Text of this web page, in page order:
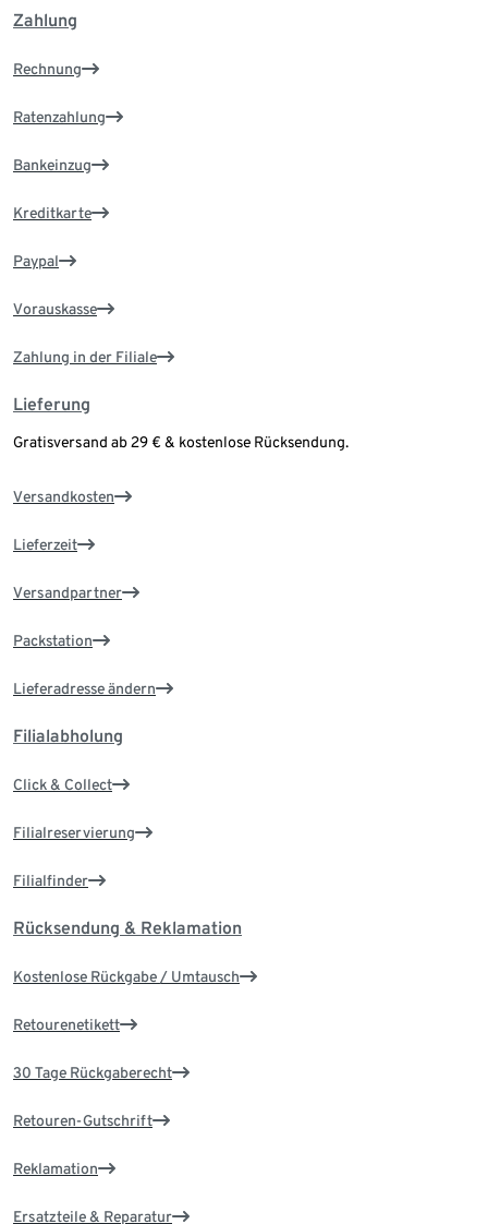
Zahlung
Rechnung
Ratenzahlung
Bankeinzug
Kreditkarte
Paypal
Vorauskasse
Zahlung in der Filiale
Lieferung
Gratisversand ab 29 € & kostenlose Rücksendung.
Versandkosten
Lieferzeit
Versandpartner
Packstation
Lieferadresse ändern
Filialabholung
Click & Collect
Filialreservierung
Filialfinder
Rücksendung & Reklamation
Kostenlose Rückgabe / Umtausch
Retourenetikett
30 Tage Rückgaberecht
Retouren-Gutschrift
Reklamation
Ersatzteile & Reparatur